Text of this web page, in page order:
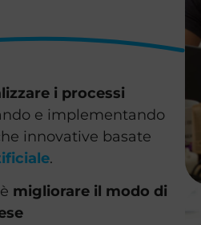
i processi
e implementando
innovative basate
.
è migliorare il modo di